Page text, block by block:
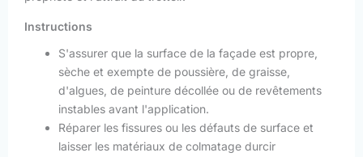
Instructions
S'assurer que la surface de la façade est propre,
sèche et exempte de poussière, de graisse,
d'algues, de peinture décollée ou de revêtements
instables avant l'application.
Réparer les fissures ou les défauts de surface et
laisser les matériaux de colmatage durcir